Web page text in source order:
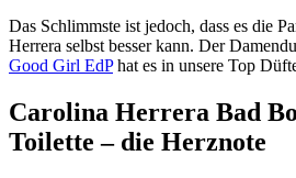
Das Schlimmste ist jedoch, dass es die
Herrera selbst besser kann. Der
Good Girl EdPhat es in unsere Top
Carolina Herrera Bad
Toilette – die Herznote